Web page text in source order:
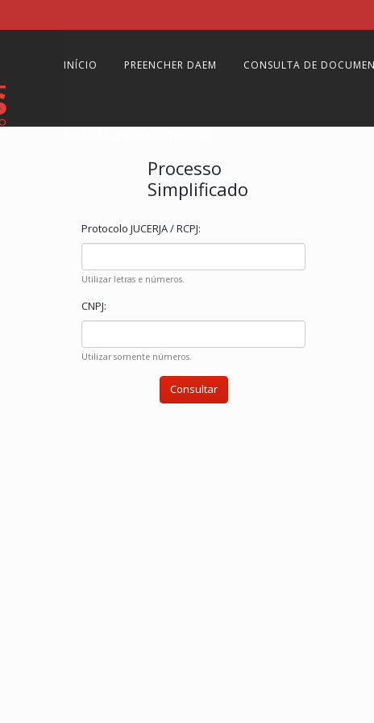
INÍCIO PREENCHER DAEM CONSULTA DE
Processo
Simplificado
Protocolo JUCERJA / RCPJ:
Utilizar letras e números.
CNPJ:
Utilizar somente números.